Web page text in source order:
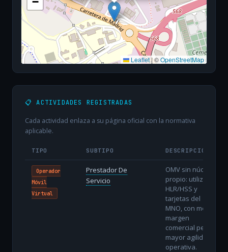
Leaflet|©OpenStreetMap
📋 ACTIVIDADES REGISTRADAS
Cada actividad enlaza a su página oficial con la normativa
aplicable.
TIPO SUBTIPO DESCRIPCIÓN
Operador
Móvil
Virtual
Prestador De
Servicio
OMV sin núcleo
propio: utiliza
HLR/HSS y
tarjetas del
MNO, con menor
margen
comercial pero
mayor agilidad
operativa.